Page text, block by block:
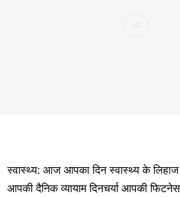
स्वास्थ्य: आज आपका दिन स्वास्थ्य के लिहाज
आपकी दैनिक व्यायाम दिनचर्या आपकी